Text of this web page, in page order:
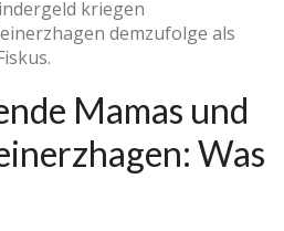
kriegen
demzufolge als
Mamas und
Was